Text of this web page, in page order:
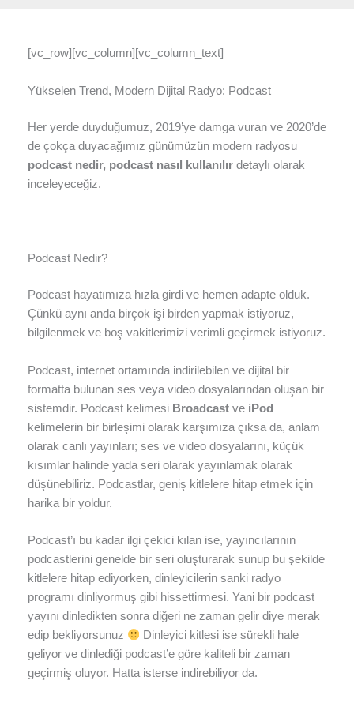
[vc_row][vc_column][vc_column_text]
Yükselen Trend, Modern Dijital Radyo: Podcast
Her yerde duyduğumuz, 2019’ye damga vuran ve 2020’de
de çokça duyacağımız günümüzün modern radyosu
podcast nedir, podcast nasıl kullanılırdetaylı olarak
inceleyeceğiz.
Podcast Nedir?
Podcast hayatımıza hızla girdi ve hemen adapte olduk.
Çünkü aynı anda birçok işi birden yapmak istiyoruz,
bilgilenmek ve boş vakitlerimizi verimli geçirmek istiyoruz.
Podcast, internet ortamında indirilebilen ve dijital bir
formatta bulunan ses veya video dosyalarından oluşan bir
sistemdir. Podcast kelimesi Broadcastve iPod
kelimelerin bir birleşimi olarak karşımıza çıksa da, anlam
olarak canlı yayınları; ses ve video dosyalarını, küçük
kısımlar halinde yada seri olarak yayınlamak olarak
düşünebiliriz. Podcastlar, geniş kitlelere hitap etmek için
harika bir yoldur.
Podcast’ı bu kadar ilgi çekici kılan ise, yayıncılarının
podcastlerini genelde bir seri oluşturarak sunup bu şekilde
kitlelere hitap ediyorken, dinleyicilerin sanki radyo
programı dinliyormuş gibi hissettirmesi. Yani bir podcast
yayını dinledikten sonra diğeri ne zaman gelir diye merak
edip bekliyorsunuz
Dinleyici kitlesi ise sürekli hale
geliyor ve dinlediği podcast’e göre kaliteli bir zaman
geçirmiş oluyor. Hatta isterse indirebiliyor da.